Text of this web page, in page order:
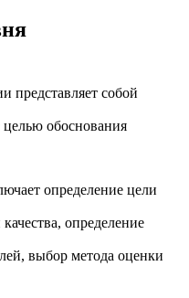
представляет собой
обоснования
определение цели
определение
выбор метода оценки